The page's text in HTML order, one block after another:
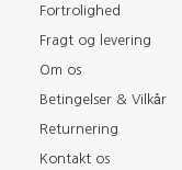
Fortrolighed
Fragt og levering
Om os
Betingelser & Vilkår
Returnering
Kontakt os